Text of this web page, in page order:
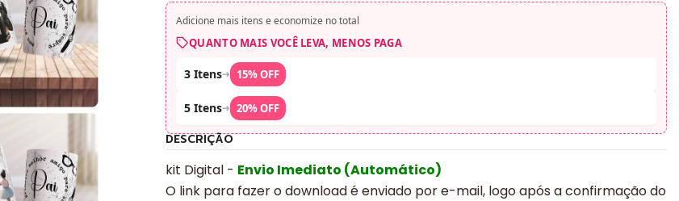
Adicione mais itens e economize no total
QUANTO MAIS VOCÊ LEVA, MENOS PAGA
3 Itens➜ 15% OFF
5 Itens➜ 20% OFF
DESCRIÇÃO
kit Digital - Envio Imediato (Automático)
O link para fazer o download é enviado por e-mail, logo após a confirmação do